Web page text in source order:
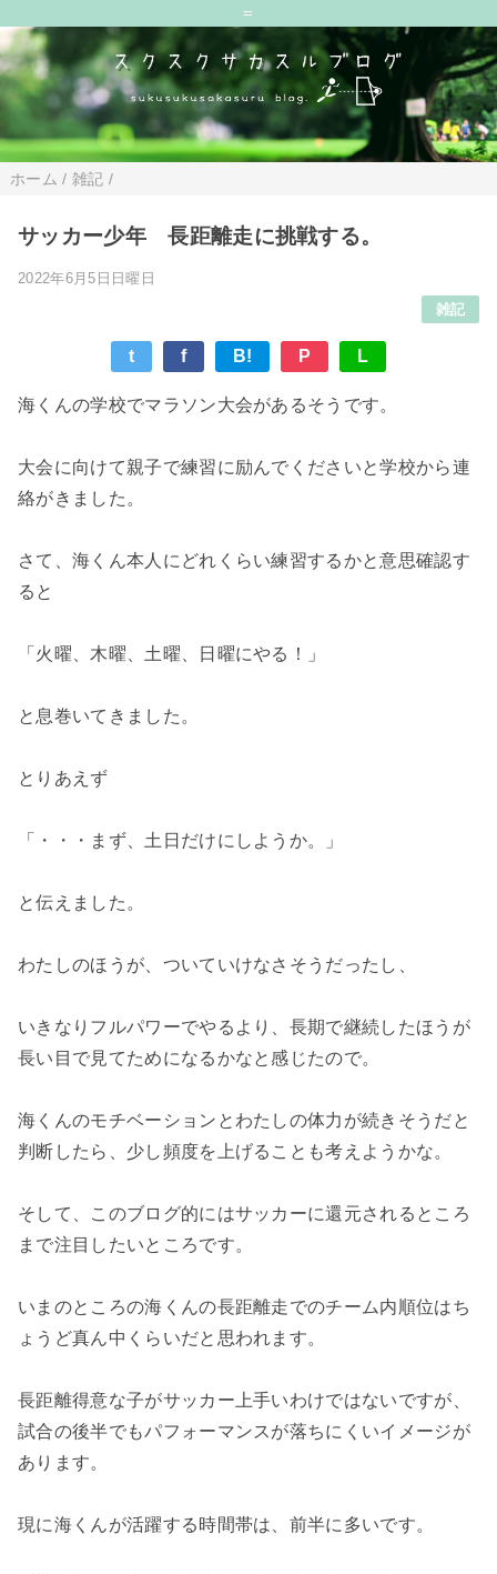
=
ホーム / 雑記 /
サッカー少年 長距離走に挑戦する。
2022年6月5日日曜日
雑記
t f B! P L
海くんの学校でマラソン大会があるそうです。
大会に向けて親子で練習に励んでくださいと学校から連
絡がきました。
さて、海くん本人にどれくらい練習するかと意思確認す
ると
「火曜、木曜、土曜、日曜にやる！」
と息巻いてきました。
とりあえず
「・・・まず、土日だけにしようか。」
と伝えました。
わたしのほうが、ついていけなさそうだったし、
いきなりフルパワーでやるより、長期で継続したほうが
長い目で見てためになるかなと感じたので。
海くんのモチベーションとわたしの体力が続きそうだと
判断したら、少し頻度を上げることも考えようかな。
そして、このブログ的にはサッカーに還元されるところ
まで注目したいところです。
いまのところの海くんの長距離走でのチーム内順位はち
ょうど真ん中くらいだと思われます。
長距離得意な子がサッカー上手いわけではないですが、
試合の後半でもパフォーマンスが落ちにくいイメージが
あります。
現に海くんが活躍する時間帯は、前半に多いです。